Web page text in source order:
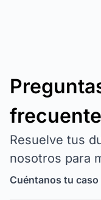
Resuelve tus
nosotros para
Cuéntanos tu caso